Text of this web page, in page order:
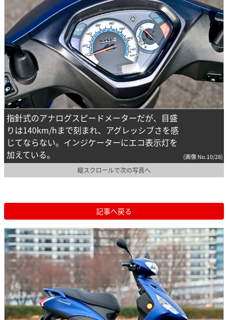
指針式のアナログスピードメーターだが、目盛
りは140km/hまで刻まれ、アグレッシブさを感
じてならない。インジケーターにエコ表示灯を
加えている。
(画像 No.10/28)
縦スクロールで次の写真へ
記事へ戻る